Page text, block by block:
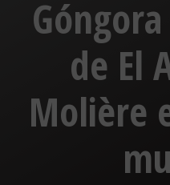
de El
Molière